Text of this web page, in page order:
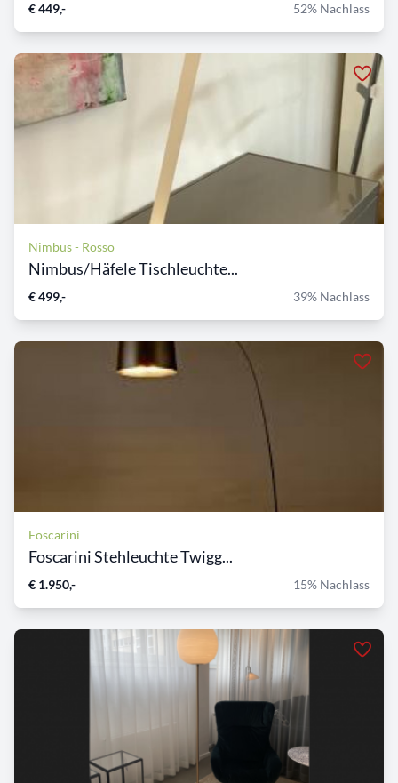
€ 449,- 52% Nachlass
Nimbus - Rosso
Nimbus/Häfele Tischleuchte...
€ 499,- 39% Nachlass
Foscarini
Foscarini Stehleuchte Twigg...
€ 1.950,- 15% Nachlass